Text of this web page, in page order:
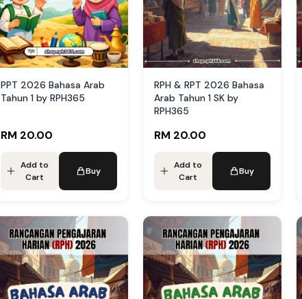
PPT 2026 Bahasa Arab
Tahun 1 by RPH365
RM 20.00
Add to
Cart
Buy
RPH & RPT 2026 Bahasa
Arab Tahun 1 SK by
RPH365
RM 20.00
Add to
Cart
Buy